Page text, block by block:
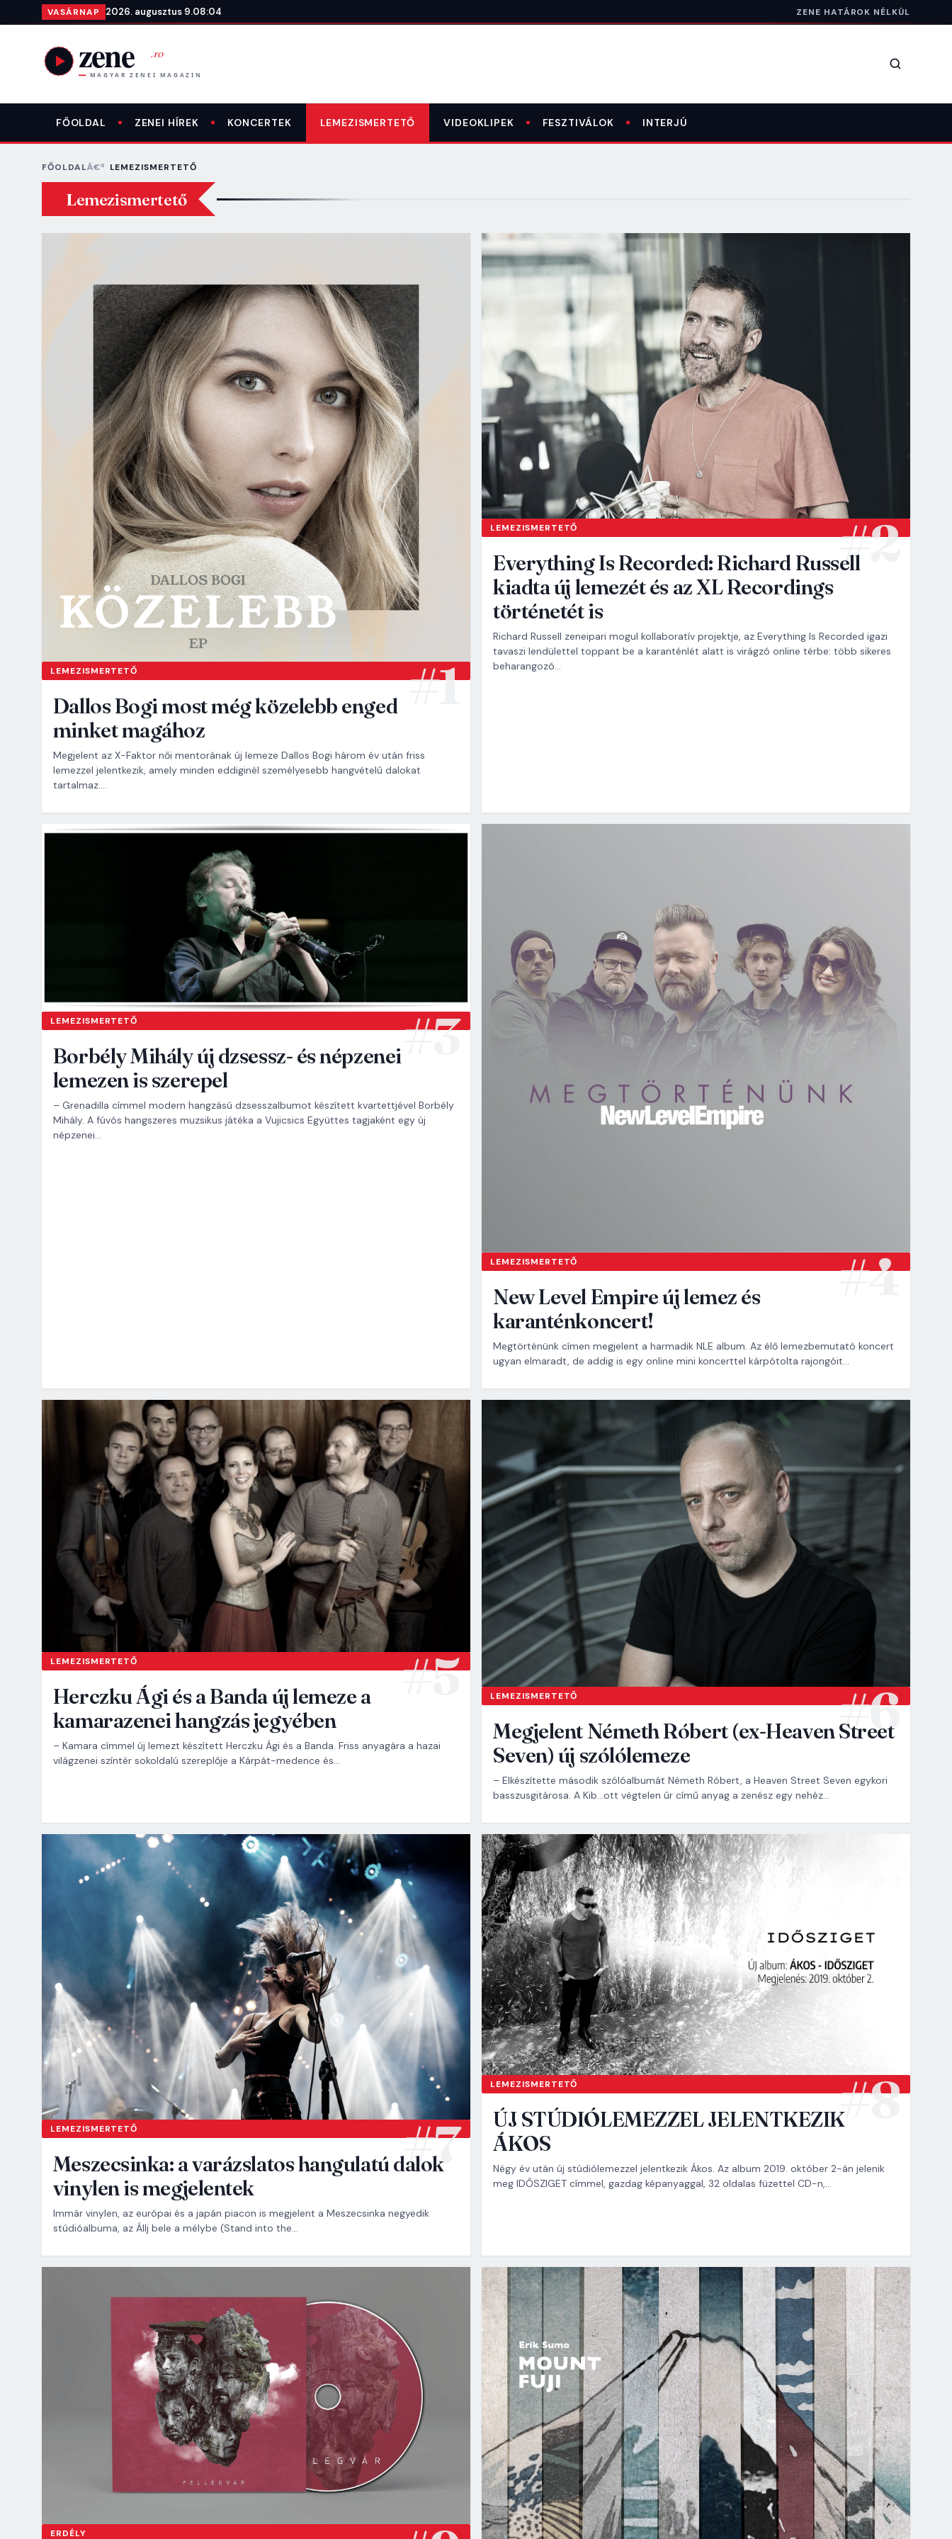
Ugrás a tartalomra
VASÁRNAP 2026. augusztus 9.08:04 ZENE HATÁROK NÉLKÜL
Keresés
FŐOLDAL ZENEI HÍREK KONCERTEK LEMEZISMERTETŐ VIDEOKLIPEK FESZTIVÁLOK INTERJÚ
FŐOLDAL LEMEZISMERTETŐ
Lemezismertető
LEMEZISMERTETŐ
Dallos Bogi most még közelebb enged
minket magához
Megjelent az X-Faktor női mentorának új lemeze Dallos Bogi három év után friss
lemezzel jelentkezik, amely minden eddiginél személyesebb hangvételű dalokat
tartalmaz.…
LEMEZISMERTETŐ
Everything Is Recorded: Richard Russell
kiadta új lemezét és az XL Recordings
történetét is
Richard Russell zeneipari mogul kollaboratív projektje, az Everything Is Recorded igazi
tavaszi lendülettel toppant be a karanténlét alatt is virágzó online térbe: több sikeres
beharangozó…
LEMEZISMERTETŐ
Borbély Mihály új dzsessz- és népzenei
lemezen is szerepel
– Grenadilla címmel modern hangzású dzsesszalbumot készített kvartettjével Borbély
Mihály. A fúvós hangszeres muzsikus játéka a Vujicsics Együttes tagjaként egy új
népzenei…
LEMEZISMERTETŐ
New Level Empire új lemez és
karanténkoncert!
Megtörténünk címen megjelent a harmadik NLE album. Az élő lemezbemutató koncert
ugyan elmaradt, de addig is egy online mini koncerttel kárpótolta rajongóit…
LEMEZISMERTETŐ
Herczku Ági és a Banda új lemeze a
kamarazenei hangzás jegyében
– Kamara címmel új lemezt készített Herczku Ági és a Banda. Friss anyagára a hazai
világzenei színtér sokoldalú szereplője a Kárpát-medence és…
LEMEZISMERTETŐ
Megjelent Németh Róbert (ex-Heaven Street
Seven) új szólólemeze
– Elkészítette második szólóalbumát Németh Róbert, a Heaven Street Seven egykori
basszusgitárosa. A Kib…ott végtelen űr című anyag a zenész egy nehéz…
LEMEZISMERTETŐ
Meszecsinka: a varázslatos hangulatú dalok
vinylen is megjelentek
Immár vinylen, az európai és a japán piacon is megjelent a Meszecsinka negyedik
stúdióalbuma, az Állj bele a mélybe (Stand into the…
LEMEZISMERTETŐ
ÚJ STÚDIÓLEMEZZEL JELENTKEZIK
ÁKOS
Négy év után új stúdiólemezzel jelentkezik Ákos. Az album 2019. október 2-án jelenik
meg IDŐSZIGET címmel, gazdag képanyaggal, 32 oldalas füzettel CD-n,…
ERDÉLY